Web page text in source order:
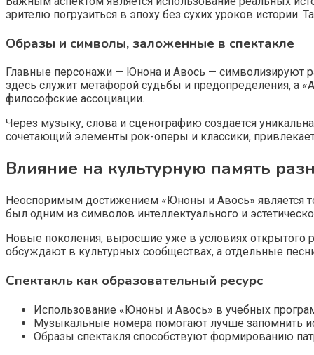
зрителю погрузиться в эпоху без сухих уроков
Образы и символы, заложенные в спектакле
Главные персонажи — Юнона и Авось — символизируют
здесь служит метафорой судьбы и предопределения, а
философские ассоциации.
Через музыку, слова и сценографию создается
сочетающий элементы рок-оперы и классики,
Влияние на культурную память
Неоспоримым достижением «Юноны и Авось» является
был одним из символов интеллектуального и
Новые поколения, выросшие уже в условиях открытого
обсуждают в культурных сообществах, а отдельные
Спектакль как образовательный ресурс
Использование «Юноны и Авось» в учебных
Музыкальные номера помогают лучше запомнить
Образы спектакля способствуют формированию